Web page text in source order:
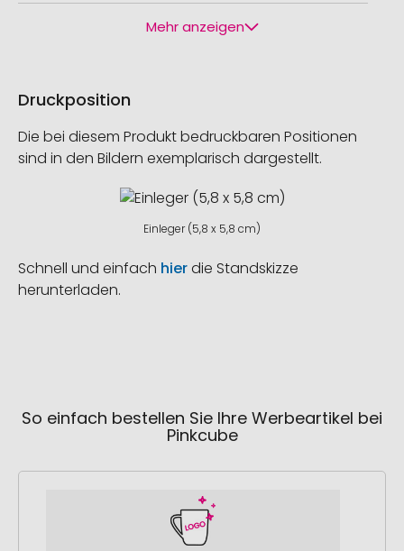
Mehr anzeigen
Druckposition
Die bei diesem Produkt bedruckbaren Positionen
sind in den Bildern exemplarisch dargestellt.
Einleger (5,8 x 5,8 cm)
Schnell und einfach hierdie Standskizze
herunterladen.
So einfach bestellen Sie Ihre Werbeartikel bei
Pinkcube